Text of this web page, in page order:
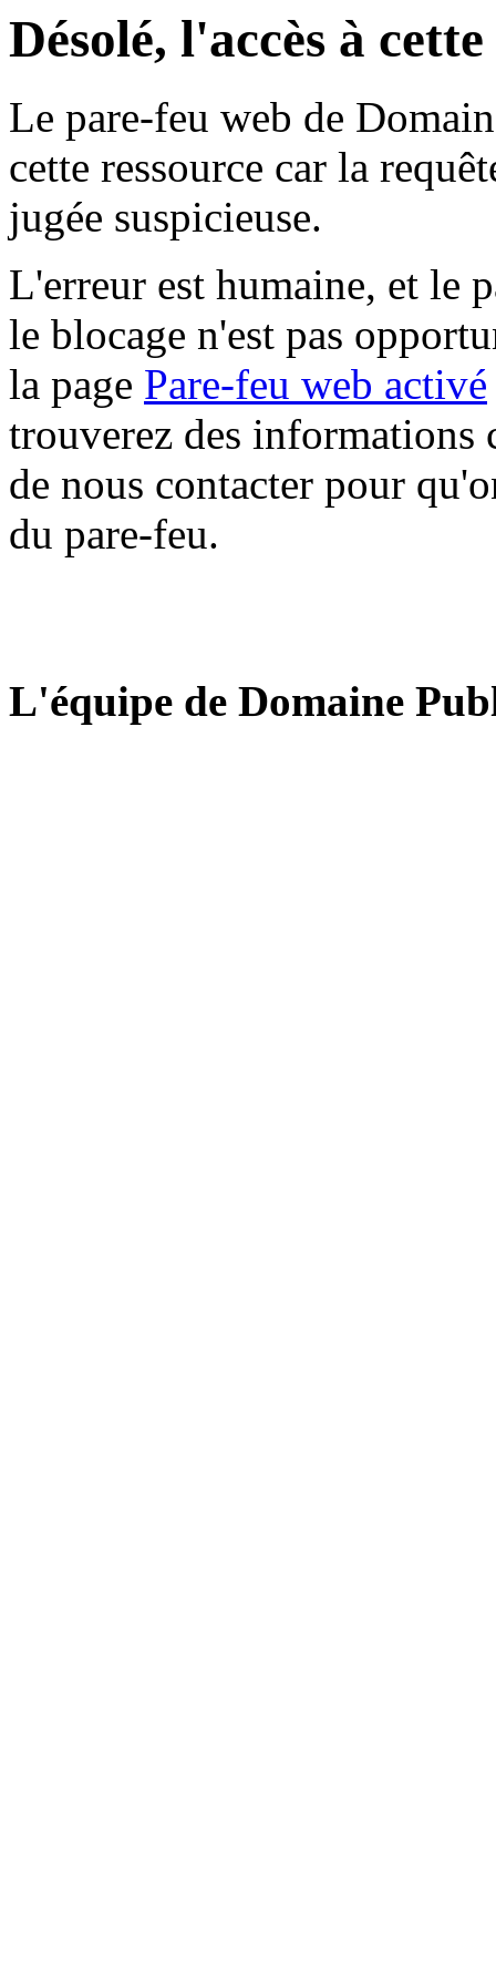
Désolé, l'accès à
Le pare-feu web de
cette ressource car la
jugée suspicieuse.
L'erreur est humaine, et le
le blocage n'est pas
la page Pare-feu web activé
trouverez des informations
de nous contacter pour
du pare-feu.
L'équipe de Domaine